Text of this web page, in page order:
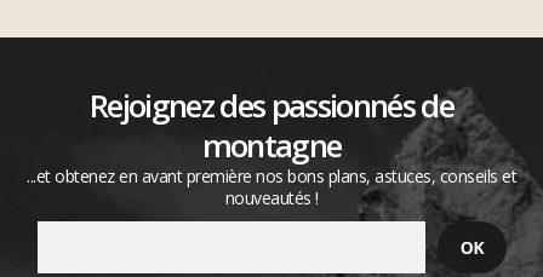
Rejoignez des passionnés de
montagne
...et obtenez en avant première nos bons plans, astuces, conseils et
nouveautés !